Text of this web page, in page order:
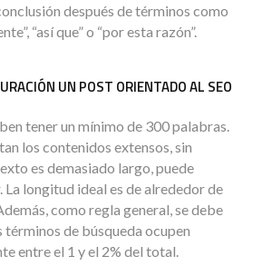
después de términos como
“así que” o “por esta razón”.
UN POST ORIENTADO AL SEO
tener un mínimo de 300 palabras.
los contenidos extensos, sin
es demasiado largo, puede
La longitud ideal es de alrededor de
como regla general, se debe
de búsqueda ocupen
entre el 1 y el 2% del total.